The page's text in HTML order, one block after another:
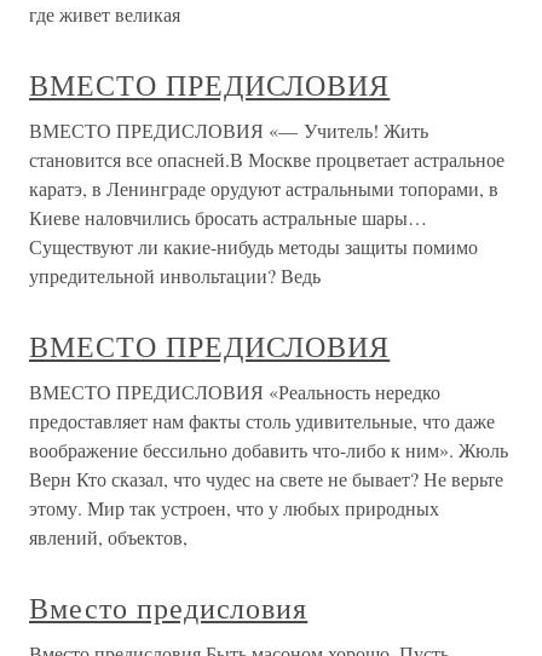
где живет великая
ВМЕСТО ПРЕДИСЛОВИЯ
ВМЕСТО ПРЕДИСЛОВИЯ «— Учитель! Жить
становится все опасней.В Москве процветает астральное
каратэ, в Ленинграде орудуют астральными топорами, в
Киеве наловчились бросать астральные шары…
Существуют ли какие-нибудь методы защиты помимо
упредительной инвольтации? Ведь
ВМЕСТО ПРЕДИСЛОВИЯ
ВМЕСТО ПРЕДИСЛОВИЯ «Реальность нередко
предоставляет нам факты столь удивительные, что даже
воображение бессильно добавить что-либо к ним». Жюль
Верн Кто сказал, что чудес на свете не бывает? Не верьте
этому. Мир так устроен, что у любых природных
явлений, объектов,
Вместо предисловия